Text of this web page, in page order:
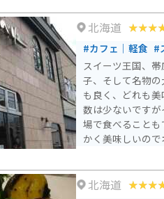
北海道
#カフェ｜軽食 #
スイーツ王国、
子、そして名物
も良く、どれも
数は少ないです
場で食べること
かく美味しいので
北海道